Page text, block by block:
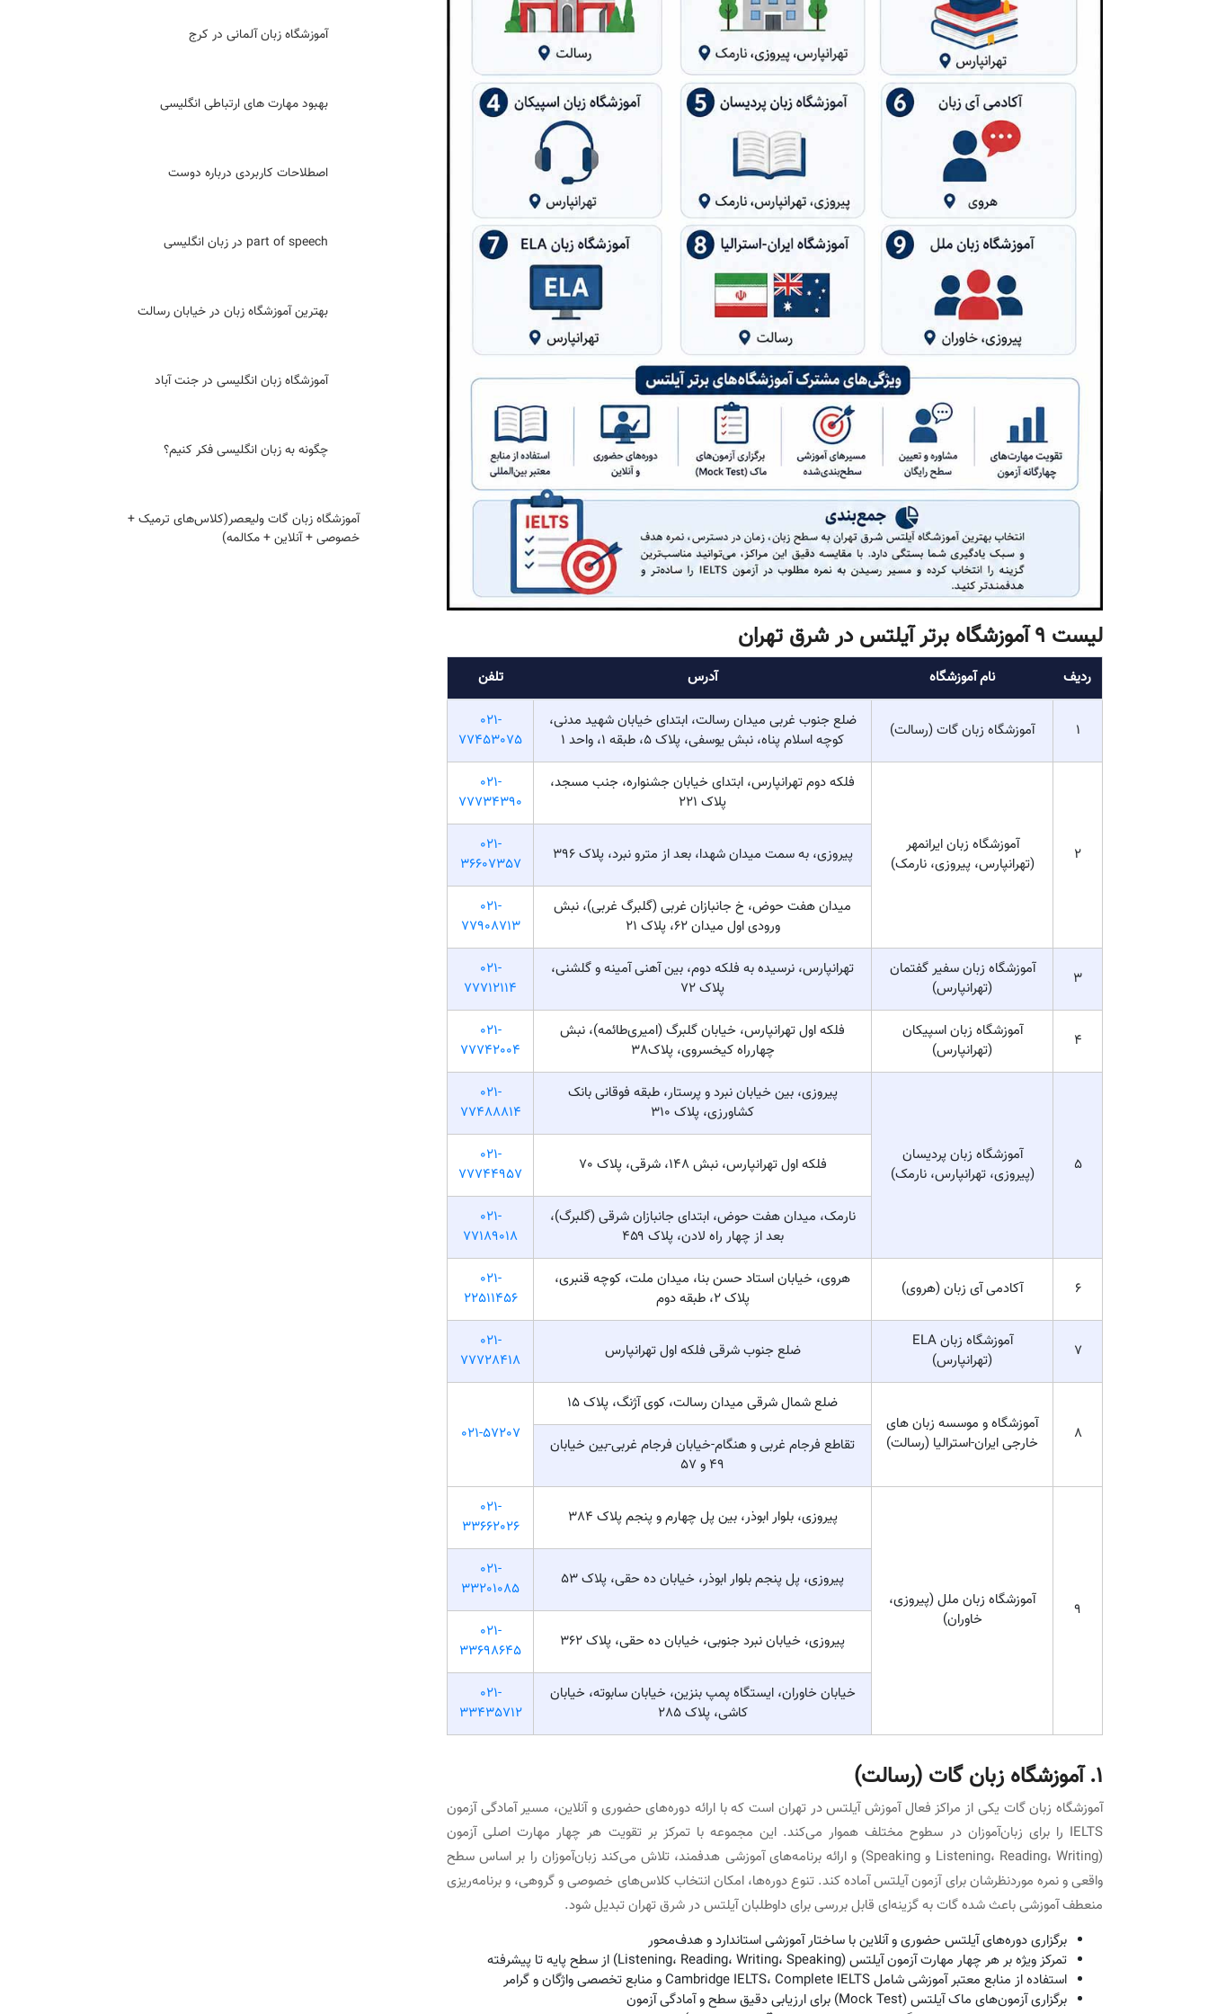
لیست 9 آموزشگاه برتر آیلتس در شرق تهران
ردیف نام آموزشگاه آدرس تلفن
1 آموزشگاه زبان گات (رسالت)
ضلع جنوب غربی میدان رسالت، ابتدای خیابان شهید مدنی،
کوچه اسلام پناه، نبش یوسفی، پلاک 5، طبقه 1، واحد 1
021-
77453075
2
آموزشگاه زبان ایرانمهر
(تهرانپارس، پیروزی، نارمک)
فلکه دوم تهرانپارس، ابتدای خیابان جشنواره، جنب مسجد،
پلاک ۲۲۱
021-
77734390
پیروزی، به سمت میدان شهدا، بعد از مترو نبرد، پلاک ۳۹۶
021-
36607357
میدان هفت حوض، خ جانبازان غربی (گلبرگ غربی)، نبش
ورودی اول میدان 62، پلاک 21
021-
77908713
3
آموزشگاه زبان سفیر گفتمان
(تهرانپارس)
تهرانپارس، نرسیده به فلکه دوم، بین آهنی آمینه و گلشنی،
پلاک ۷۲
021-
77712114
4
آموزشگاه زبان اسپیکان
(تهرانپارس)
فلکه اول تهرانپارس، خیابان گلبرگ (امیری‌طائمه)، نبش
چهارراه کیخسروی، پلاک38
021-
77742004
5
آموزشگاه زبان پردیسان
(پیروزی، تهرانپارس، نارمک)
پيروزی، بين خيابان نبرد و پرستار، طبقه فوقانی بانک
كشاورزی، پلاک ٣١٠
021-
77488814
فلکه اول تهرانپارس، نبش 148، شرقی، پلاک 70
021-
77744957
نارمک، میدان هفت حوض، ابتدای جانبازان شرقی (گلبرگ)،
بعد از چهار راه لادن، پلاک ۴۵۹
021-
77189018
6 آکادمی آی زبان (هروی)
هروی، خیابان استاد حسن بنا، میدان ملت، کوچه قنبری،
پلاک ۲، طبقه دوم
021-
22511456
7
آموزشگاه زبان ELA
(تهرانپارس)
ضلع جنوب شرقی فلکه اول تهرانپارس
021-
77728418
8
آموزشگاه و موسسه زبان های
خارجی ایران-استرالیا (رسالت)
ضلع شمال شرقی میدان رسالت، کوی آژنگ، پلاک 15
021-57207
تقاطع فرجام غربی و هنگام-خیابان فرجام غربی-بین خیابان
49 و 57
9
آموزشگاه زبان ملل (پیروزی،
خاوران)
پیروزی، بلوار ابوذر، بین پل چهارم و پنجم پلاک 384
021-
33662026
پیروزی، پل پنجم بلوار ابوذر، خیابان ده حقی، پلاک 53
021-
33201085
پیروزی، خیابان نبرد جنوبی، خیابان ده حقی، پلاک 362
021-
33698645
خیابان خاوران، ایستگاه پمپ بنزین، خیابان سابوته، خیابان
کاشی، پلاک 285
021-
33435712
1. آموزشگاه زبان گات (رسالت)
آموزشگاه زبان گات یکی از مراکز فعال آموزش آیلتس در تهران است که با ارائه دوره‌های حضوری و آنلاین، مسیر آمادگی آزمون
IELTS را برای زبان‌آموزان در سطوح مختلف هموار می‌کند. این مجموعه با تمرکز بر تقویت هر چهار مهارت اصلی آزمون
(Listening، Reading، Writing و Speaking) و ارائه برنامه‌های آموزشی هدفمند، تلاش می‌کند زبان‌آموزان را بر اساس سطح
واقعی و نمره موردنظرشان برای آزمون آیلتس آماده کند. تنوع دوره‌ها، امکان انتخاب کلاس‌های خصوصی و گروهی، و برنامه‌ریزی
منعطف آموزشی باعث شده گات به گزینه‌ای قابل بررسی برای داوطلبان آیلتس در شرق تهران تبدیل شود.
برگزاری دوره‌های آیلتس حضوری و آنلاین با ساختار آموزشی استاندارد و هدف‌محور
تمرکز ویژه بر هر چهار مهارت آزمون آیلتس (Listening، Reading، Writing، Speaking) از سطح پایه تا پیشرفته
استفاده از منابع معتبر آموزشی شامل Cambridge IELTS، Complete IELTS و منابع تخصصی واژگان و گرامر
برگزاری آزمون‌های ماک آیلتس (Mock Test) برای ارزیابی دقیق سطح و آمادگی آزمون
آموزشگاه زبان آلمانی در کرج
بهبود مهارت های ارتباطی انگلیسی
اصطلاحات کاربردی درباره دوست
part of speech در زبان انگلیسی
بهترین آموزشگاه زبان در خیابان رسالت
آموزشگاه زبان انگلیسی در جنت آباد
چگونه به زبان انگلیسی فکر کنیم؟
آموزشگاه زبان گات ولیعصر(کلاس‌های ترمیک +
خصوصی + آنلاین + مکالمه)